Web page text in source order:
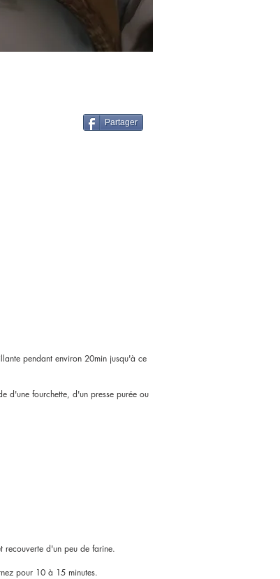
Partager
pendant environ 20min jusqu'à ce
d'une fourchette, d'un presse purée ou
recouverte d'un peu de farine.
pour 10 à 15 minutes.